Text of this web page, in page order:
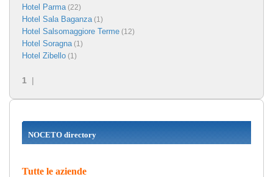
Hotel Parma(22)
Hotel Sala Baganza(1)
Hotel Salsomaggiore Terme (12)
Hotel Soragna(1)
Hotel Zibello (1)
1 |
NOCETO directory
Tutte le aziende